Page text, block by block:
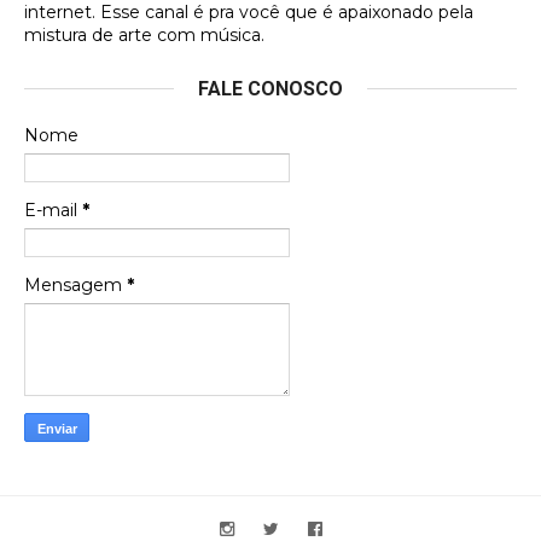
Francierton
futuras aquisições, e olhando o encarte aqui, me
Francierton
Espero que tenham sentido minha falta, informo
que estou de volta para trazer mais contribuições
internet. Esse canal é pra você que é apaixonado pela
mistura de arte com música.
FALE CONOSCO
Nome
E-mail *
Mensagem *